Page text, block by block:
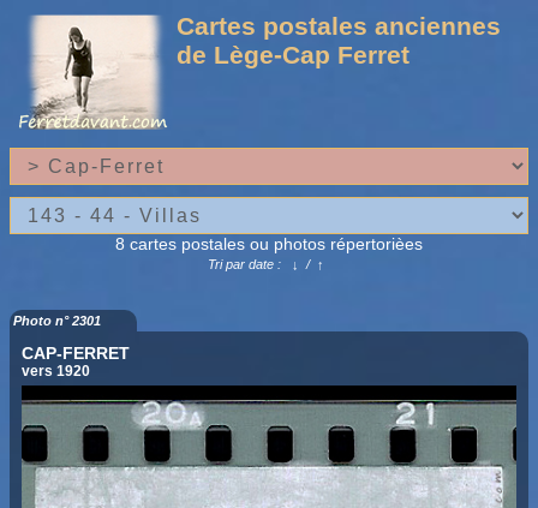
Cartes postales anciennes
de Lège-Cap Ferret
8 cartes postales ou photos répertorièes
Tri par date : ↓ /↑
Photo n° 2301
CAP-FERRET
vers 1920